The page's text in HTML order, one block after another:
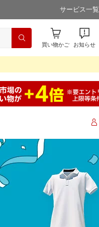
サービス一覧
買い物かご お知らせ